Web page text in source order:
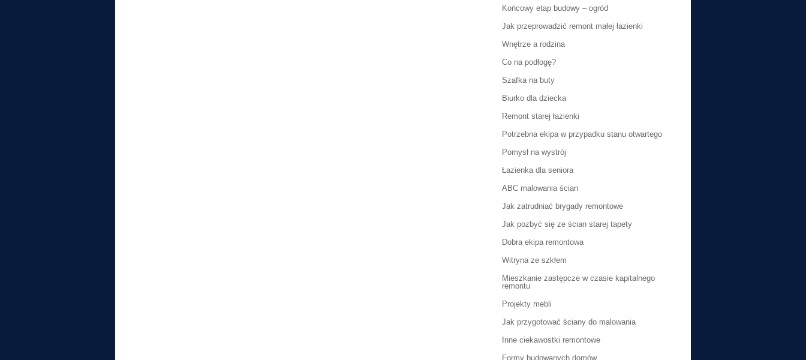
Końcowy etap budowy – ogród
Jak przeprowadzić remont małej łazienki
Wnętrze a rodzina
Co na podłogę?
Szafka na buty
Biurko dla dziecka
Remont starej łazienki
Potrzebna ekipa w przypadku stanu otwartego
Pomysł na wystrój
Łazienka dla seniora
ABC malowania ścian
Jak zatrudniać brygady remontowe
Jak pozbyć się ze ścian starej tapety
Dobra ekipa remontowa
Witryna ze szkłem
Mieszkanie zastępcze w czasie kapitalnego
remontu
Projekty mebli
Jak przygotować ściany do malowania
Inne ciekawostki remontowe
Formy budowanych domów